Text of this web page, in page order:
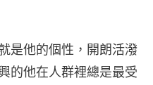
是他的個性，開朗活潑
的他在人群裡總是最受